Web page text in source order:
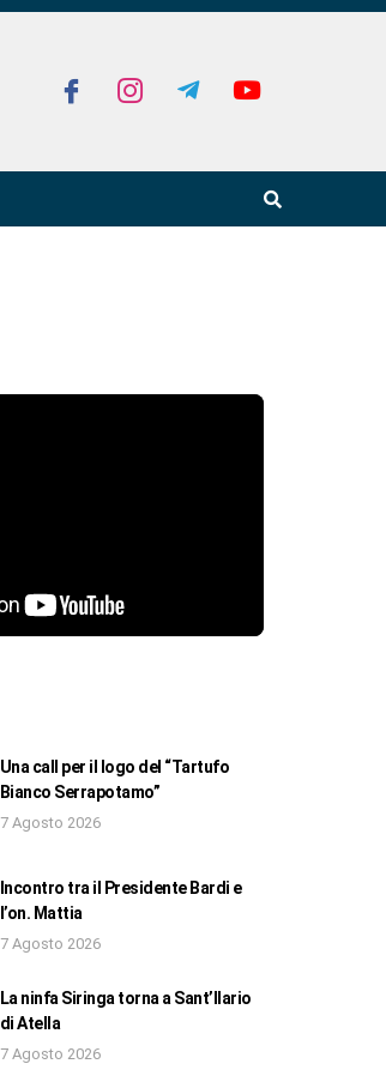
Una call per il logo del “Tartufo
Bianco Serrapotamo”
7 Agosto 2026
Incontro tra il Presidente Bardi e
l’on. Mattia
7 Agosto 2026
La ninfa Siringa torna a Sant’Ilario
di Atella
7 Agosto 2026